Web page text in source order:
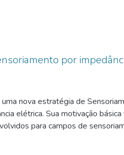
por
nova estratégia de
elétrica. Sua motivação
para campos de
capacitiva elétrica de